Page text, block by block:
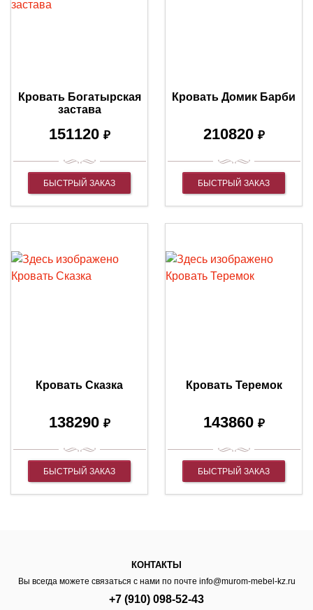
Кровать Богатырская
застава
151120 ₽
БЫСТРЫЙ ЗАКАЗ
Кровать Домик Барби
210820 ₽
БЫСТРЫЙ ЗАКАЗ
Кровать Сказка
138290 ₽
БЫСТРЫЙ ЗАКАЗ
Кровать Теремок
143860 ₽
БЫСТРЫЙ ЗАКАЗ
КОНТАКТЫ
Вы всегда можете связаться с нами по почте info@murom-mebel-kz.ru
+7 (910) 098-52-43